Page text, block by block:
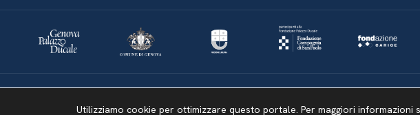
Mappa del sitoUtilizziamo cookie per ottimizzare questo portale. Per maggiori informazioni